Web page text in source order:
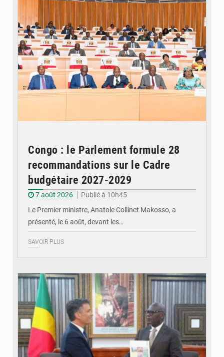
Congo : le Parlement formule 28
recommandations sur le Cadre
budgétaire 2027-2029
7 août 2026
Publié à 10h45
Le Premier ministre, Anatole Collinet Makosso, a
présenté, le 6 août, devant les…
SAVOIR PLUS